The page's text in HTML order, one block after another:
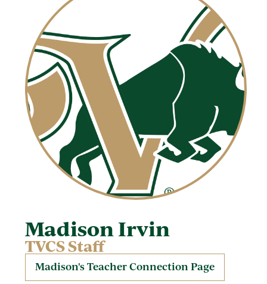
Madison Irvin
TVCS Staff
Madison's Teacher Connection Page